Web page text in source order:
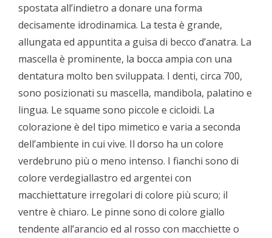
spostata all’indietro a donare una forma
decisamente idrodinamica. La testa è grande,
allungata ed appuntita a guisa di becco d’anatra. La
mascella è prominente, la bocca ampia con una
dentatura molto ben sviluppata. I denti, circa 700,
sono posizionati su mascella, mandibola, palatino e
lingua. Le squame sono piccole e cicloidi. La
colorazione è del tipo mimetico e varia a seconda
dell’ambiente in cui vive. Il dorso ha un colore
verde­bruno più o meno intenso. I fianchi sono di
colore verde­giallastro ed argentei con
macchiettature irregolari di colore più scuro; il
ventre è chiaro. Le pinne sono di colore giallo
tendente all’arancio ed al rosso con macchiette o